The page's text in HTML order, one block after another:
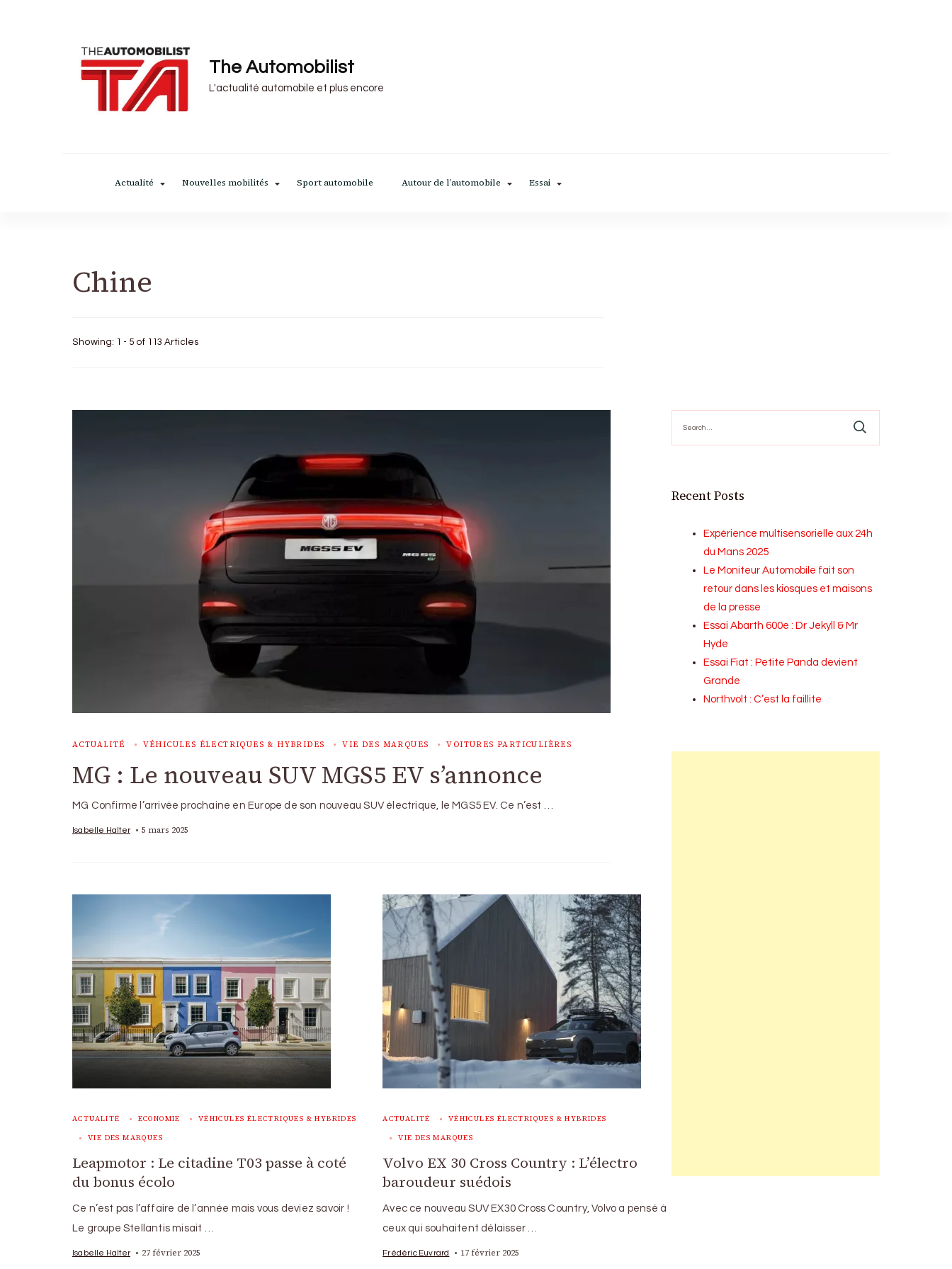
The Automobilist
L'actualité automobile et plus encore
Actualité Nouvelles mobilités Sport automobile Autour de l’automobile Essai
Chine
Showing: 1 - 5 of 113 Articles
ACTUALITÉ VÉHICULES ÉLECTRIQUES & HYBRIDES VIE DES MARQUES VOITURES PARTICULIÈRES
MG : Le nouveau SUV MGS5 EV s’annonce
MG Confirme l’arrivée prochaine en Europe de son nouveau SUV électrique, le MGS5 EV. Ce n’est …
Isabelle Halter 5 mars 2025
ACTUALITÉ ECONOMIE VÉHICULES ÉLECTRIQUES & HYBRIDES
VIE DES MARQUES
Leapmotor : Le citadine T03 passe à coté
du bonus écolo
Ce n’est pas l’affaire de l’année mais vous deviez savoir !
Le groupe Stellantis misait …
Isabelle Halter 27 février 2025
ACTUALITÉ VÉHICULES ÉLECTRIQUES & HYBRIDES
VIE DES MARQUES
Volvo EX 30 Cross Country : L’électro
baroudeur suédois
Avec ce nouveau SUV EX30 Cross Country, Volvo a pensé à
ceux qui souhaitent délaisser …
Frédéric Euvrard 17 février 2025
for:
Recent Posts
Expérience multisensorielle aux 24h
du Mans 2025
Le Moniteur Automobile fait son
retour dans les kiosques et maisons
de la presse
Essai Abarth 600e : Dr Jekyll & Mr
Hyde
Essai Fiat : Petite Panda devient
Grande
Northvolt : C’est la faillite